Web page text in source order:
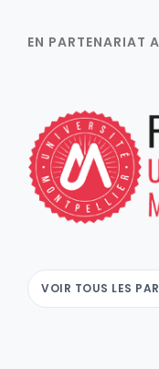
EN PARTENARIAT
VOIR TOUS LES